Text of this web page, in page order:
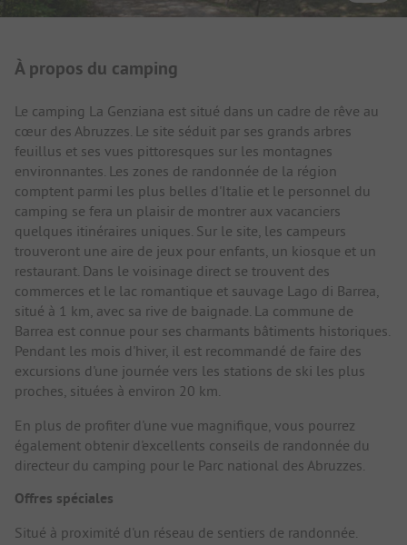
Présentation du camping
À propos du camping
Le camping La Genziana est situé dans un cadre de rêve au
cœur des Abruzzes. Le site séduit par ses grands arbres
feuillus et ses vues pittoresques sur les montagnes
environnantes. Les zones de randonnée de la région
comptent parmi les plus belles d'Italie et le personnel du
camping se fera un plaisir de montrer aux vacanciers
quelques itinéraires uniques. Sur le site, les campeurs
trouveront une aire de jeux pour enfants, un kiosque et un
restaurant. Dans le voisinage direct se trouvent des
commerces et le lac romantique et sauvage Lago di Barrea,
situé à 1 km, avec sa rive de baignade. La commune de
Barrea est connue pour ses charmants bâtiments historiques.
Pendant les mois d'hiver, il est recommandé de faire des
excursions d'une journée vers les stations de ski les plus
proches, situées à environ 20 km.
En plus de profiter d'une vue magnifique, vous pourrez
également obtenir d'excellents conseils de randonnée du
directeur du camping pour le Parc national des Abruzzes.
Offres spéciales
Situé à proximité d'un réseau de sentiers de randonnée.